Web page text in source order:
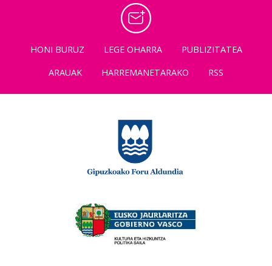
HONI BURUZ LEGE OHARRA
PUBLIZITATEA
ARAUAK
HARREMANETARAKO RSS